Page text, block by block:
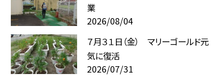
業
2026/08/04
７月３１日（金） マリーゴールド元
気に復活
2026/07/31